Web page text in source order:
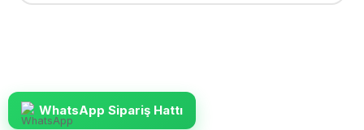
WhatsApp Sipariş Hattı